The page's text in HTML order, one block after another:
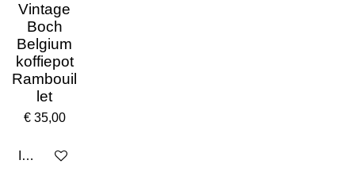
Vintage
Boch
Belgium
koffiepot
Rambouil
let
€ 35,00
In winkelwagen